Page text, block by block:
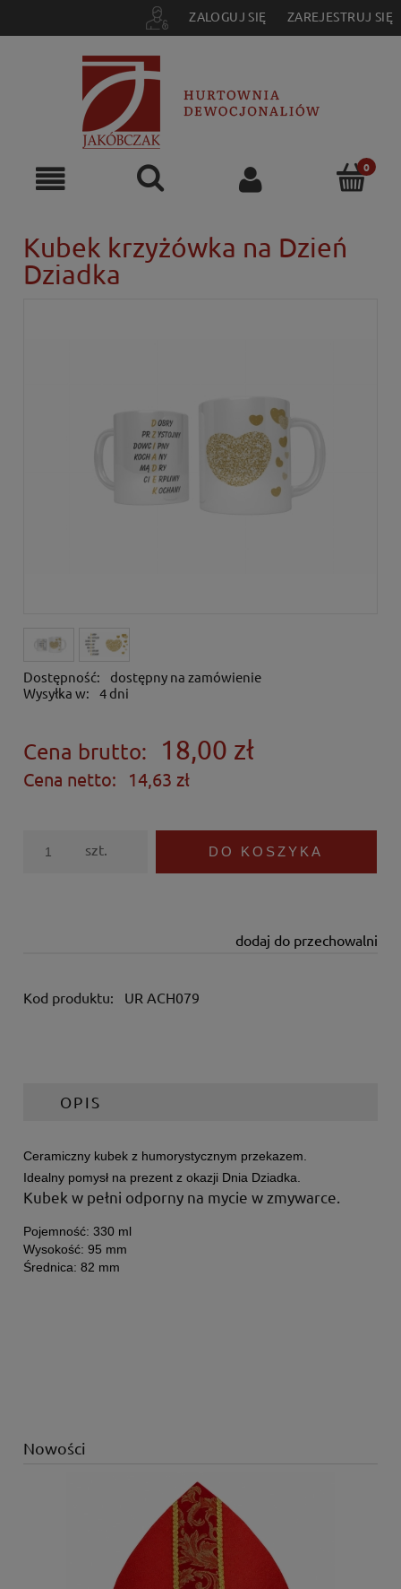
ZALOGUJ SIĘ ZAREJESTRUJ SIĘ
Kubek krzyżówka na Dzień
Dziadka
Dostępność:
dostępny na zamówienie
Wysyłka w:
4 dni
Cena brutto: 18,00 zł
Cena netto: 14,63 zł
szt. DO KOSZYKA
dodaj do przechowalni
Kod produktu: UR ACH079
OPIS
Ceramiczny kubek z humorystycznym przekazem.
Idealny pomysł na prezent z okazji Dnia Dziadka.
Kubek w pełni odporny na mycie w zmywarce.
Pojemność: 330 ml
Wysokość: 95 mm
Średnica: 82 mm
Nowości